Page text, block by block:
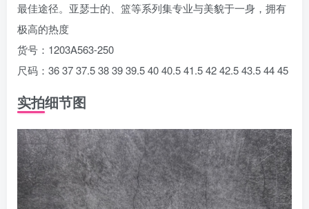
最佳途径。亚瑟士的、篮等系列集专业与美貌于一身，拥有
极高的热度
货号：1203A563-250
尺码：36 37 37.5 38 39 39.5 40 40.5 41.5 42 42.5 43.5 44 45
实拍细节图